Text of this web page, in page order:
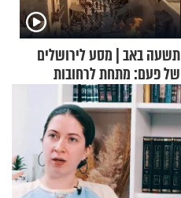
תשעה באב | מסע לירושלים
של פעם: מתחת לרחובות
ירושלים